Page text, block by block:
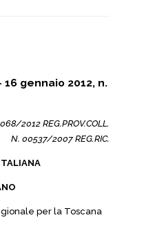
16 gennaio 2012, n.
2012 REG.PROV.COLL.
N. 00537/2007 REG.RIC.
per la Toscana